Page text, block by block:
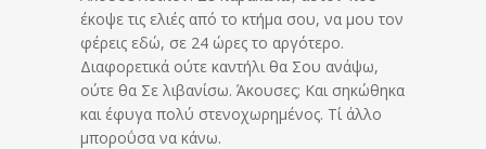
έκοψε τις ελιές από το κτήμα σου, να μου τον
φέρεις εδώ, σε 24 ώρες το αργότερο.
Διαφορετικά ούτε καντήλι θα Σου ανάψω,
ούτε θα Σε λιβανίσω. Άκουσες; Και σηκώθηκα
και έφυγα πολύ στενοχωρημένος. Τί άλλο
μποροΰσα να κάνω.